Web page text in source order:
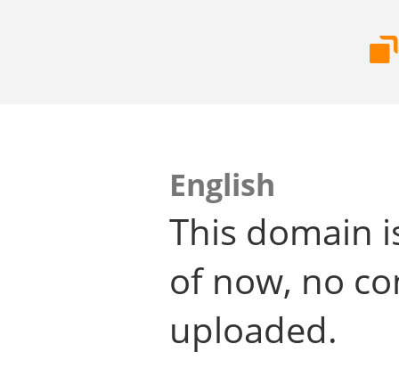
English
This domain
of now, no
uploaded.